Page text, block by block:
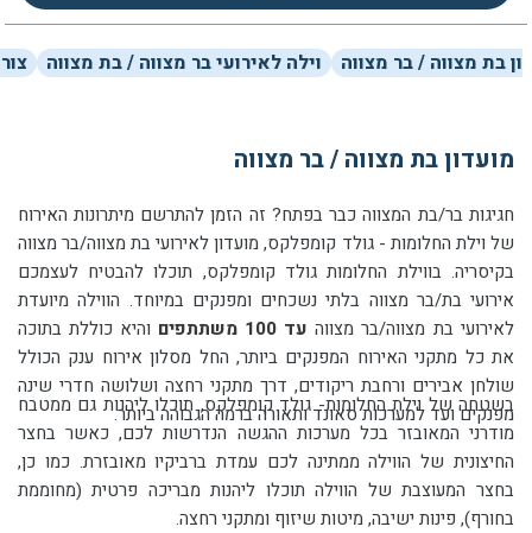
בת מצווה / בר מצווה וילה לאירועי בר מצווה / בת מצווה
מועדון בת מצווה / בר מצווה
חגיגות בר/בת המצווה כבר בפתח? זה הזמן להתרשם מיתרונות האירוח
של וילת החלומות - גולד קומפלקס, מועדון לאירועי בת מצווה/בר מצווה
בקיסריה. בווילת החלומות גולד קומפלקס, תוכלו להבטיח לעצמכם
אירועי בת/בר מצווה בלתי נשכחים ומפנקים במיוחד. הווילה מיועדת
לאירועי בת מצווה/בר מצווה עד 100 משתתפים
והיא כוללת בתוכה
את כל מתקני האירוח המפנקים ביותר, החל מסלון אירוח ענק הכולל
שולחן אבירים ורחבת ריקודים, דרך מתקני רחצה ושלושה חדרי שינה
מפנקים ועד למערכות סאונד ותאורה ברמה הגבוהה ביותר.
בשטחה של וילת החלומות- גולד קומפלקס, תוכלו ליהנות גם ממטבח
מודרני המאובזר בכל מערכות ההגשה הנדרשות לכם, כאשר בחצר
החיצונית של הווילה ממתינה לכם עמדת ברביקיו מאובזרת. כמו כן,
בחצר המעוצבת של הווילה תוכלו ליהנות מבריכה פרטית (מחוממת
בחורף), פינות ישיבה, מיטות שיזוף ומתקני רחצה.